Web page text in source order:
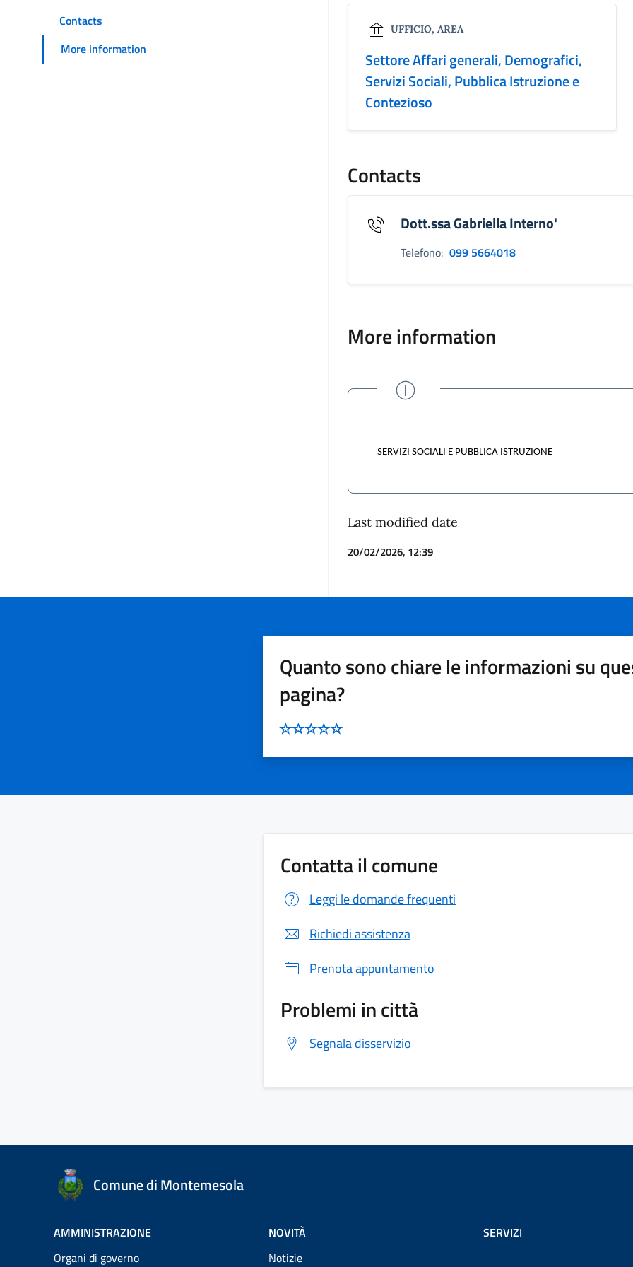
Contacts
More information
UFFICIO, AREA
Settore Affari generali, Demografici,
Servizi Sociali, Pubblica Istruzione e
Contezioso
Contacts
Dott.ssa Gabriella Interno'
Telefono: 099 5664018
More information
SERVIZI SOCIALI E PUBBLICA ISTRUZIONE
Last modified date
20/02/2026, 12:39
Quanto sono chiare le informazioni su
pagina?
Contatta il comune
Leggi le domande frequenti
Richiedi assistenza
Prenota appuntamento
Problemi in città
Segnala disservizio
Comune di Montemesola
AMMINISTRAZIONE
Organi di governo
NOVITÀ
Notizie
SERVIZI